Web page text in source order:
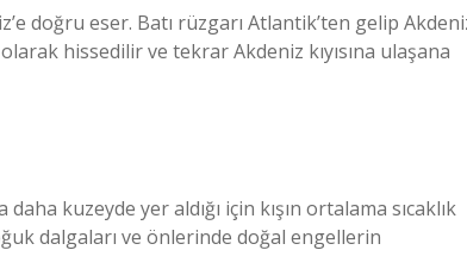
doğru eser. Batı rüzgarı Atlantik’ten gelip
hissedilir ve tekrar Akdeniz kıyısına ulaşana
kuzeyde yer aldığı için kışın ortalama sıcaklık
dalgaları ve önlerinde doğal engellerin